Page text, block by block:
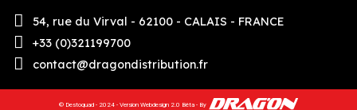
54, rue du Virval - 62100 - CALAIS - FRANCE
+33 (0)321199700
contact@dragondistribution.fr
© Destoquad - 2024 - Version Webdesign 2.0 Bêta - By